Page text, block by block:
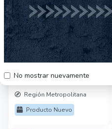
No mostrar nuevamente
Chinoanzini bananini
$8990
Región Metropolitana
Producto Nuevo